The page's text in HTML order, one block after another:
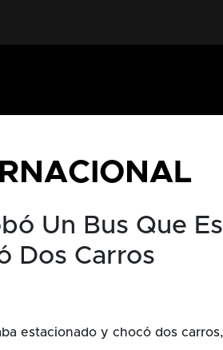
Un Bus Que
Dos Carros
estacionado y chocó dos